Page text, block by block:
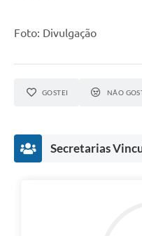
Foto: Divulgação
GOSTEI NÃO
Secretarias